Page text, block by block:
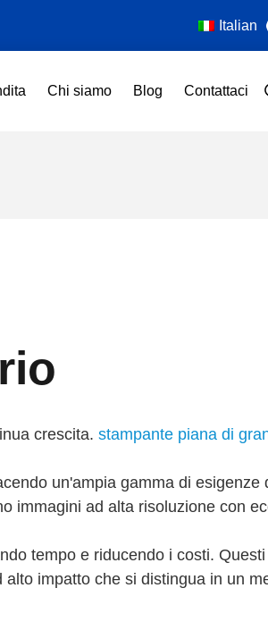
Italian
Chi siamo Blog Contattaci
crescita. stampante piana di
un'ampia gamma di esigenze
immagini ad alta risoluzione con
tempo e riducendo i costi.
impatto che si distingua in un